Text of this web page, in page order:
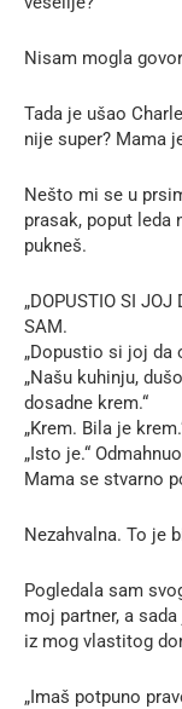
Nisam mogla
Tada je ušao
nije super? Mama
Nešto mi se u
prasak, poput leda
pukneš.
„DOPUSTIO SI
SAM.
„Dopustio si joj da
„Našu kuhinju,
dosadne krem.“
„Krem. Bila je
„Isto je.“
Mama se stvarno
Nezahvalna. To je
Pogledala sam
moj partner, a
iz mog vlastitog
„Imaš potpuno